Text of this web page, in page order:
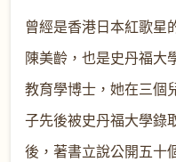
曾經是香港日本紅歌星
陳美齡，也是史丹福大
教育學博士，她在三個
子先後被史丹福大學錄
後，著書立說公開五十